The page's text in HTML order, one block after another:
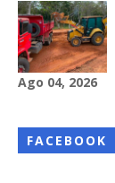
Ago 04, 2026
FACEBOOK